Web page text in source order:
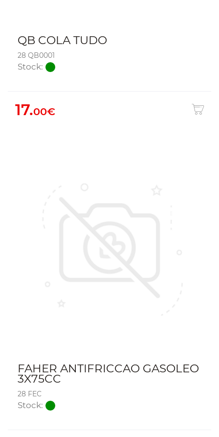
QB COLA TUDO
28 QB0001
Stock:
17.00€
FAHER ANTIFRICCAO GASOLEO
3X75CC
28 FEC
Stock: